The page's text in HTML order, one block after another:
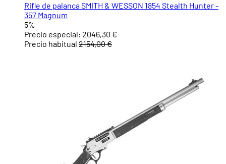
Rifle de palanca SMITH & WESSON 1854 Stealth Hunter -
357 Magnum
5%
Precio especial: 2046,30 €
Precio habitual 2154,00 €